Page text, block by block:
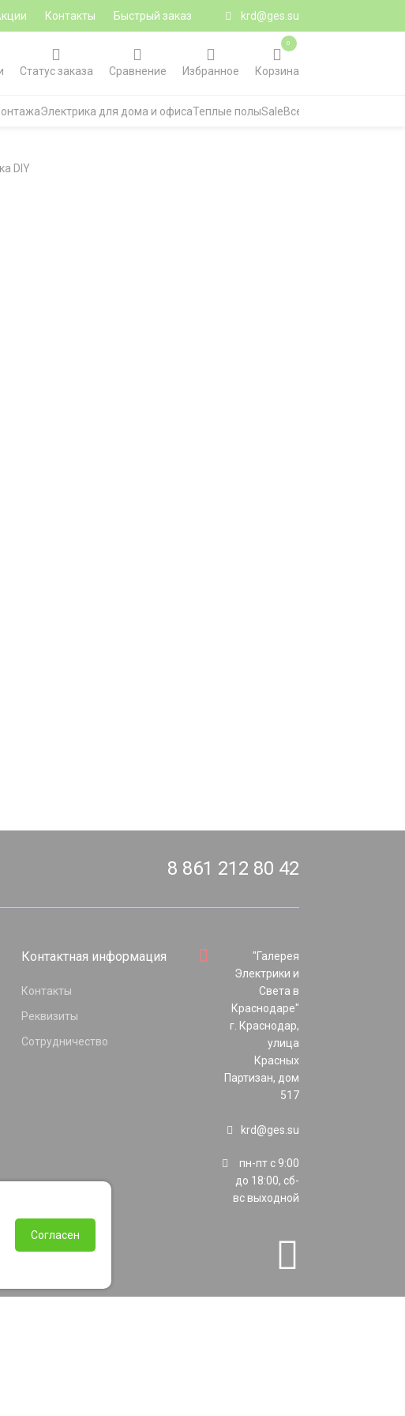
Контакты Быстрый заказ krd@ges.su
Статус заказа Сравнение Избранное Корзина
0
Электрика для дома и офисаТеплые полыSaleВсе категории
DIY
8 861 212 80 42
Контактная информация
Контакты
Реквизиты
Сотрудничество
"Галерея
Электрики и
Света в
Краснодаре"
г. Краснодар,
улица
Красных
Партизан, дом
517
krd@ges.su
пн-пт с 9:00
до 18:00, сб-
вс выходной
Согласен